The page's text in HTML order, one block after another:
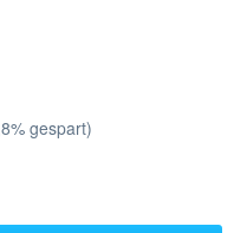
gespart)